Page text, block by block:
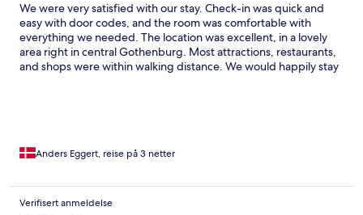
We were very satisfied with our stay. Check-in was quick and
easy with door codes, and the room was comfortable with
everything we needed. The location was excellent, in a lovely
area right in central Gothenburg. Most attractions, restaurants,
and shops were within walking distance. We would happily stay
Anders Eggert, reise på 3 netter
Verifisert anmeldelse